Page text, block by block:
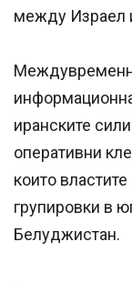
между Израел
иранските
оперативни
които
групировки в
Белуджистан.